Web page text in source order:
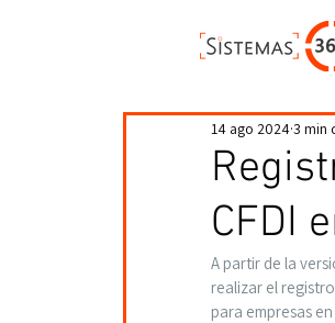
CFDI
14 ago 20243 min
A partir de la
realizar el
para empresas